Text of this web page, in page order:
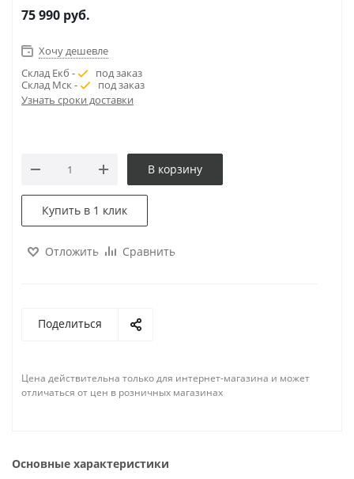
75 990 руб.
Хочу дешевле
Склад Екб -
под заказ
Склад Мск -
под заказ
Узнать сроки доставки
В корзину
Купить в 1 клик
Отложить Сравнить
Поделиться
Цена действительна только для интернет-магазина и может
отличаться от цен в розничных магазинах
Основные характеристики